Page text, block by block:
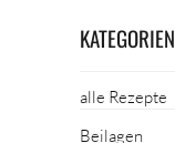
KATEGORIEN
alle Rezepte
Beilagen